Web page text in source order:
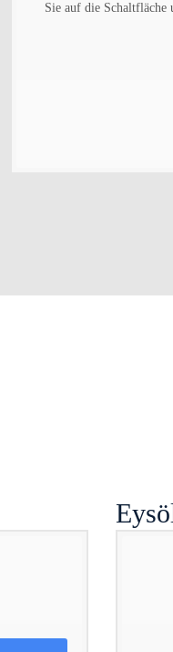
Sie auf die Schaltfläche